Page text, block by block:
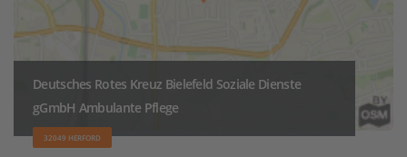
Deutsches Rotes Kreuz Bielefeld Soziale Dienste
gGmbH Ambulante Pflege
32049 HERFORD